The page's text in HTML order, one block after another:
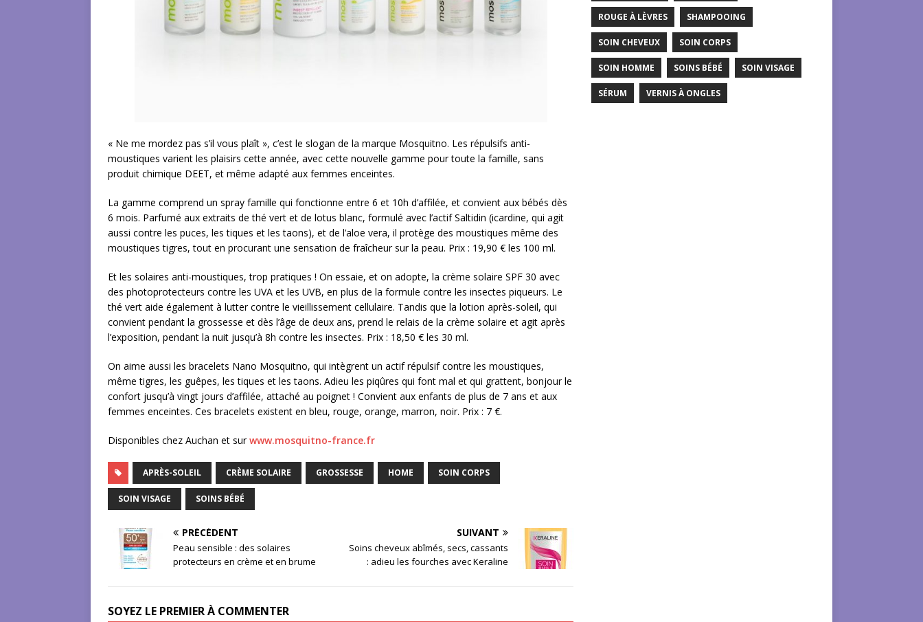
« Ne me mordez pas s’il vous plaît », c’est le slogan de la marque Mosquitno. Les répulsifs anti-
moustiques varient les plaisirs cette année, avec cette nouvelle gamme pour toute la famille, sans
produit chimique DEET, et même adapté aux femmes enceintes.
La gamme comprend un spray famille qui fonctionne entre 6 et 10h d’affilée, et convient aux bébés dès
6 mois. Parfumé aux extraits de thé vert et de lotus blanc, formulé avec l’actif Saltidin (icardine, qui agit
aussi contre les puces, les tiques et les taons), et de l’aloe vera, il protège des moustiques même des
moustiques tigres, tout en procurant une sensation de fraîcheur sur la peau. Prix : 19,90 € les 100 ml.
Et les solaires anti-moustiques, trop pratiques ! On essaie, et on adopte, la crème solaire SPF 30 avec
des photoprotecteurs contre les UVA et les UVB, en plus de la formule contre les insectes piqueurs. Le
thé vert aide également à lutter contre le vieillissement cellulaire. Tandis que la lotion après-soleil, qui
convient pendant la grossesse et dès l’âge de deux ans, prend le relais de la crème solaire et agit après
l’exposition, pendant la nuit jusqu’à 8h contre les insectes. Prix : 18,50 € les 30 ml.
On aime aussi les bracelets Nano Mosquitno, qui intègrent un actif répulsif contre les moustiques,
même tigres, les guêpes, les tiques et les taons. Adieu les piqûres qui font mal et qui grattent, bonjour le
confort jusqu’à vingt jours d’affilée, attaché au poignet ! Convient aux enfants de plus de 7 ans et aux
femmes enceintes. Ces bracelets existent en bleu, rouge, orange, marron, noir. Prix : 7 €.
Disponibles chez Auchan et surwww.mosquitno-france.fr
APRÈS-SOLEIL CRÈME SOLAIRE GROSSESSE HOME SOIN CORPS
SOIN VISAGE SOINS BÉBÉ
PRÉCÉDENT
Peau sensible : des solaires
protecteurs en crème et en brume
SUIVANT
Soins cheveux abîmés, secs, cassants
: adieu les fourches avec Keraline
SOYEZ LE PREMIER À COMMENTER
ROUGE À LÈVRES SHAMPOOING
SOIN CHEVEUX SOIN CORPS
SOIN HOMME SOINS BÉBÉ SOIN VISAGE
SÉRUM VERNIS À ONGLES